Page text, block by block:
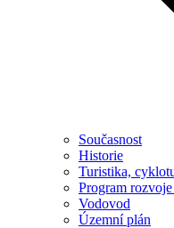
Současnost
Historie
Turistika,
Program
Vodovod
Územní plán